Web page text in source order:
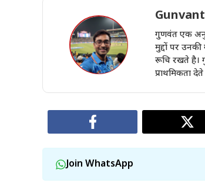
Gunvant
गुणवंत एक
मुद्दों पर
रूचि रखते है।
प्राथमिकता देते
Join WhatsApp